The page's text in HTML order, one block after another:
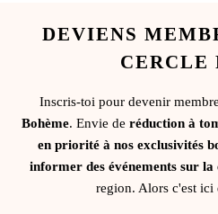
DEVIENS
CERCLE
Inscris-toi pour devenir
Bohème. Envie de réduction à
en priorité à nos exclusivités
informer des événements sur
region. Alors c'est ici